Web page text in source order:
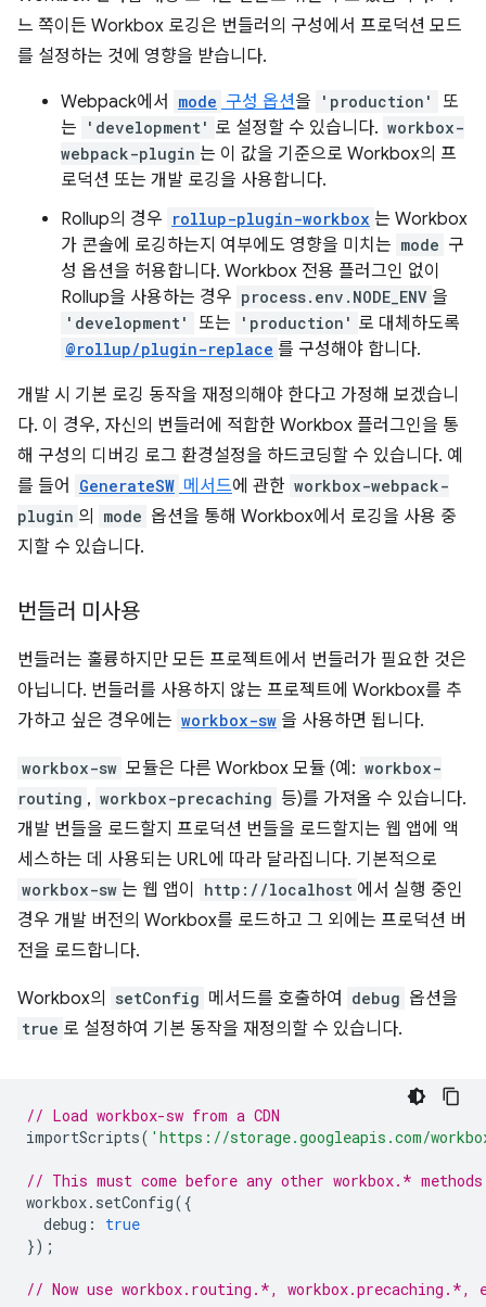
느 쪽이든 Workbox 로깅은 번들러의 구성에서 프로덕션 모드
를 설정하는 것에 영향을 받습니다.
Webpack에서 mode 구성 옵션을 'production'
또
는
'development' 로 설정할 수 있습니다. workbox-
webpack-plugin 는 이 값을 기준으로 Workbox의 프
로덕션 또는 개발 로깅을 사용합니다.
Rollup의 경우 rollup-plugin-workbox 는 Workbox
가 콘솔에 로깅하는지 여부에도 영향을 미치는 mode 구
성 옵션을 허용합니다. Workbox 전용 플러그인 없이
Rollup을 사용하는 경우 process.env.NODE_ENV 을
'development' 또는 'production' 로 대체하도록
@rollup/plugin-replace 를 구성해야 합니다.
개발 시 기본 로깅 동작을 재정의해야 한다고 가정해 보겠습니
다. 이 경우, 자신의 번들러에 적합한 Workbox 플러그인을 통
해 구성의 디버깅 로그 환경설정을 하드코딩할 수 있습니다. 예
를 들어
GenerateSW 메서드에 관한 workbox-webpack-
plugin 의 mode 옵션을 통해 Workbox에서 로깅을 사용 중
지할 수 있습니다.
번들러 미사용
번들러는 훌륭하지만 모든 프로젝트에서 번들러가 필요한 것은
아닙니다. 번들러를 사용하지 않는 프로젝트에 Workbox를 추
가하고 싶은 경우에는 workbox-sw 을 사용하면 됩니다.
workbox-sw 모듈은 다른 Workbox 모듈 (예: workbox-
routing , workbox-precaching 등)를 가져올 수 있습니다.
개발 번들을 로드할지 프로덕션 번들을 로드할지는 웹 앱에 액
세스하는 데 사용되는 URL에 따라 달라집니다. 기본적으로
workbox-sw 는 웹 앱이 http://localhost 에서 실행 중인
경우 개발 버전의 Workbox를 로드하고 그 외에는 프로덕션 버
전을 로드합니다.
Workbox의 setConfig 메서드를 호출하여 debug 옵션을
true 로 설정하여 기본 동작을 재정의할 수 있습니다.
// Load workbox-sw from a CDN
importScripts( 'https://storage.googleapis.com/
// This must come before any other workbox.*
workbox. setConfig({
debug :
true
});
// Now use workbox.routing.*, workbox.precaching.*,